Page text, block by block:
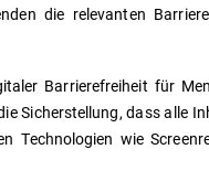
die relevanten
Barrierefreiheit für
Sicherstellung, dass alle
Technologien wie